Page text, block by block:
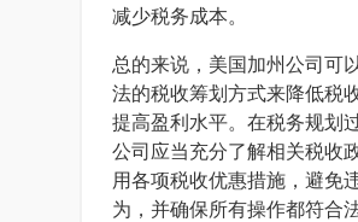
减少税务成本。
总的来说，美国加州公司可
法的税收筹划方式来降低税
提高盈利水平。在税务规划
公司应当充分了解相关税收
用各项税收优惠措施，避免
为，并确保所有操作都符合